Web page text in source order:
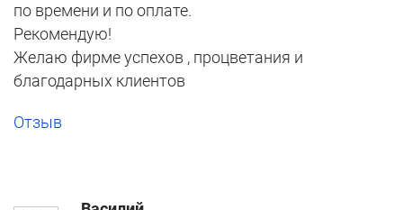
по времени и по оплате.
Рекомендую!
Желаю фирме успехов , процветания и
благодарных клиентов
Отзыв